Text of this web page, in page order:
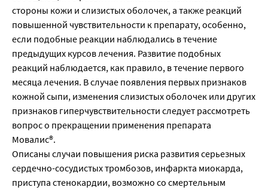
стороны кожи и слизистых оболочек, а также реакций
повышенной чувствительности к препарату, особенно,
если подобные реакции наблюдались в течение
предыдущих курсов лечения. Развитие подобных
реакций наблюдается, как правило, в течение первого
месяца лечения. В случае появления первых признаков
кожной сыпи, изменения слизистых оболочек или других
признаков гиперчувствительности следует рассмотреть
вопрос о прекращении применения препарата
Мовалис®.
Описаны случаи повышения риска развития серьезных
сердечно-сосудистых тромбозов, инфаркта миокарда,
приступа стенокардии, возможно со смертельным